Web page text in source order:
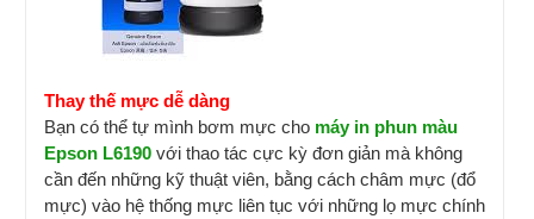
Thay thế mực dễ dàng
Bạn có thể tự mình bơm mực cho máy in phun màu
Epson L6190 với thao tác cực kỳ đơn giản mà không
cần đến những kỹ thuật viên, bằng cách châm mực (đổ
mực) vào hệ thống mực liên tục với những lọ mực chính